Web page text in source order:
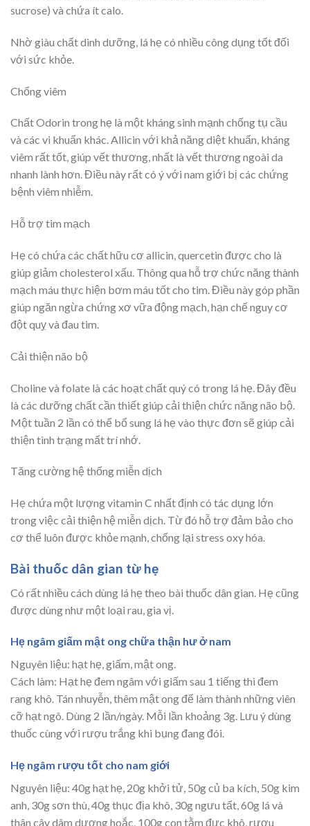
sucrose) và chứa ít calo.
Nhờ giàu chất dinh dưỡng, lá hẹ có nhiều công dụng tốt đối
với sức khỏe.
Chống viêm
Chất Odorin trong hẹ là một kháng sinh mạnh chống tụ cầu
và các vi khuẩn khác. Allicin với khả năng diệt khuẩn, kháng
viêm rất tốt, giúp vết thương, nhất là vết thương ngoài da
nhanh lành hơn. Điều này rất có ý với nam giới bị các chứng
bệnh viêm nhiễm.
Hỗ trợ tim mạch
Hẹ có chứa các chất hữu cơ allicin, quercetin được cho là
giúp giảm cholesterol xấu. Thông qua hỗ trợ chức năng thành
mạch máu thực hiện bơm máu tốt cho tim. Điều này góp phần
giúp ngăn ngừa chứng xơ vữa động mạch, hạn chế nguy cơ
đột quỵ và đau tim.
Cải thiện não bộ
Choline và folate là các hoạt chất quý có trong lá hẹ. Đây đều
là các dưỡng chất cần thiết giúp cải thiện chức năng não bộ.
Một tuần 2 lần có thể bổ sung lá hẹ vào thực đơn sẽ giúp cải
thiện tình trạng mất trí nhớ.
Tăng cường hệ thống miễn dịch
Hẹ chứa một lượng vitamin C nhất định có tác dụng lớn
trong việc cải thiện hệ miễn dịch. Từ đó hỗ trợ đảm bảo cho
cơ thể luôn được khỏe mạnh, chống lại stress oxy hóa.
Bài thuốc dân gian từ hẹ
Có rất nhiều cách dùng lá hẹ theo bài thuốc dân gian. Hẹ cũng
được dùng như một loại rau, gia vị.
Hẹ ngâm giấm mật ong chữa thận hư ở nam
Nguyên liệu: hạt hẹ, giấm, mật ong.
Cách làm: Hạt hẹ đem ngâm với giấm sau 1 tiếng thì đem
rang khô. Tán nhuyễn, thêm mật ong để làm thành những viên
cỡ hạt ngô. Dùng 2 lần/ngày. Mỗi lần khoảng 3g. Lưu ý dùng
thuốc cùng với rượu trắng khi bụng đang đói.
Hẹ ngâm rượu tốt cho nam giới
Nguyên liệu: 40g hạt hẹ, 20g khởi tử, 50g củ ba kích, 50g kim
anh, 30g sơn thù, 40g thục địa khô, 30g ngưu tất, 60g lá và
thân cây dâm dương hoắc, 100g con tằm đực khô, rượu